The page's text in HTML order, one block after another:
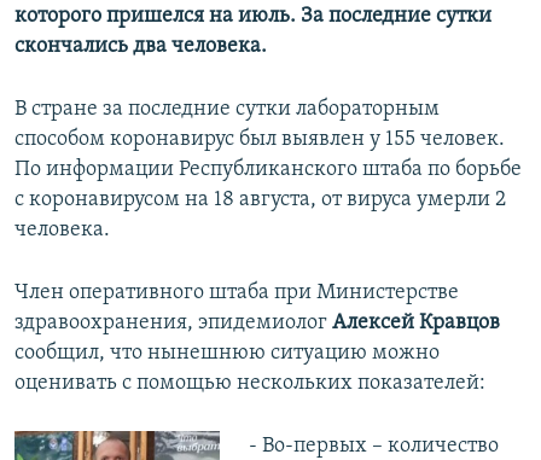
которого пришелся на июль. За последние сутки
скончались два человека.
В стране за последние сутки лабораторным
способом коронавирус был выявлен у 155 человек.
По информации Республиканского штаба по борьбе
с коронавирусом на 18 августа, от вируса умерли 2
человека.
Член оперативного штаба при Министерстве
здравоохранения, эпидемиолог Алексей Кравцов
сообщил, что нынешнюю ситуацию можно
оценивать с помощью нескольких показателей:
- Во-первых – количество